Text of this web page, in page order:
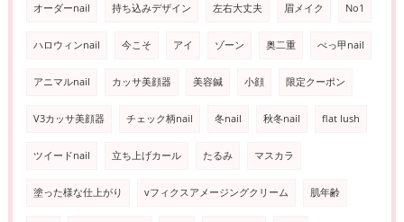
オーダーnail 持ち込みデザイン 左右大丈夫 眉メイク No1
ハロウィンnail 今こそ アイ ゾーン 奥二重 べっ甲nail
アニマルnail カッサ美顔器 美容鍼 小顔 限定クーポン
V3カッサ美顔器 チェック柄nail 冬nail 秋冬nail flat lush
ツイードnail 立ち上げカール たるみ マスカラ
塗った様な仕上がり vフィクスアメージングクリーム 肌年齢